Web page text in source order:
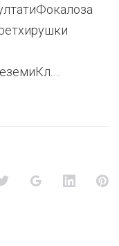
Twitter Google+